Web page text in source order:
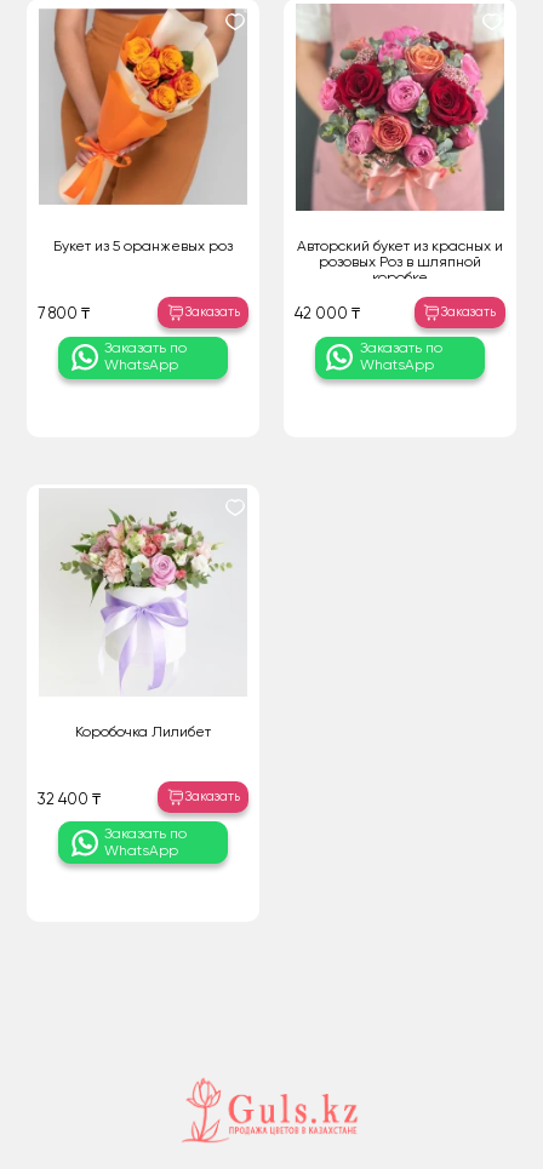
Букет из 5 оранжевых роз
7 800 ₸ Заказать
Заказать по
WhatsApp
Авторский букет из красных и
розовых Роз в шляпной
коробке
42 000 ₸ Заказать
Заказать по
WhatsApp
Коробочка Лилибет
32 400 ₸ Заказать
Заказать по
WhatsApp